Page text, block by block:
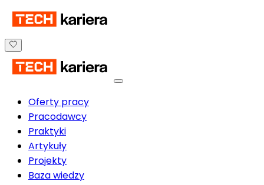
Oferty pracy
Pracodawcy
Praktyki
Artykuły
Projekty
Baza wiedzy